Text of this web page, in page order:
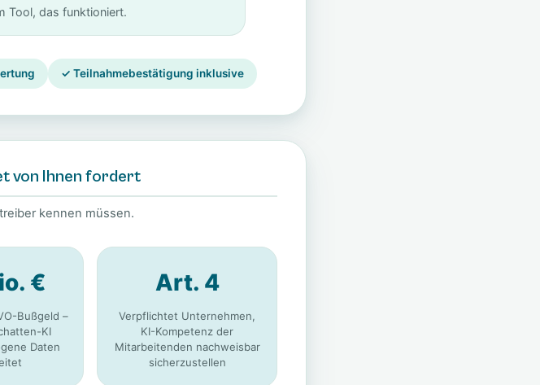
Tool, das funktioniert.
✓ Teilnahmebestätigung inklusive
von Ihnen fordert
kennen müssen.
€
Bußgeld –
KI
Daten
Art. 4
Verpflichtet Unternehmen,
KI-Kompetenz der
Mitarbeitenden nachweisbar
sicherzustellen